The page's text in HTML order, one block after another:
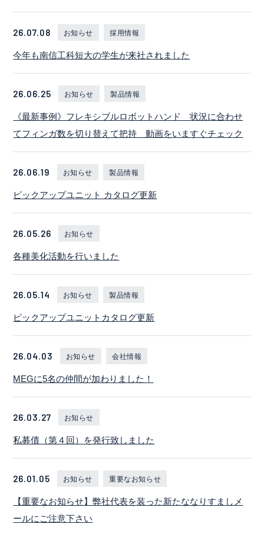
26.07.08 お知らせ 採用情報
今年も南信工科短大の学生が来社されました
26.06.25 お知らせ 製品情報
《最新事例》フレキシブルロボットハンド 状況に合わせ
てフィンガ数を切り替えて把持 動画をいますぐチェック
26.06.19 お知らせ 製品情報
ピックアップユニット カタログ更新
26.05.26 お知らせ
各種美化活動を行いました
26.05.14 お知らせ 製品情報
ピックアップユニットカタログ更新
26.04.03 お知らせ 会社情報
MEGに5名の仲間が加わりました！
26.03.27 お知らせ
私募債（第４回）を発行致しました
26.01.05 お知らせ 重要なお知らせ
【重要なお知らせ】弊社代表を装った新たななりすましメ
ールにご注意下さい